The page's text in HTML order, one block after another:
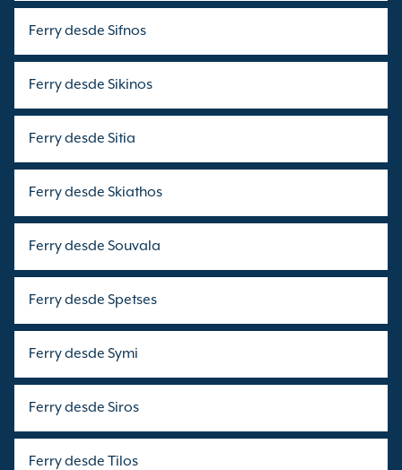
Ferry desde Sifnos
Ferry desde Sikinos
Ferry desde Sitia
Ferry desde Skiathos
Ferry desde Souvala
Ferry desde Spetses
Ferry desde Symi
Ferry desde Siros
Ferry desde Tilos